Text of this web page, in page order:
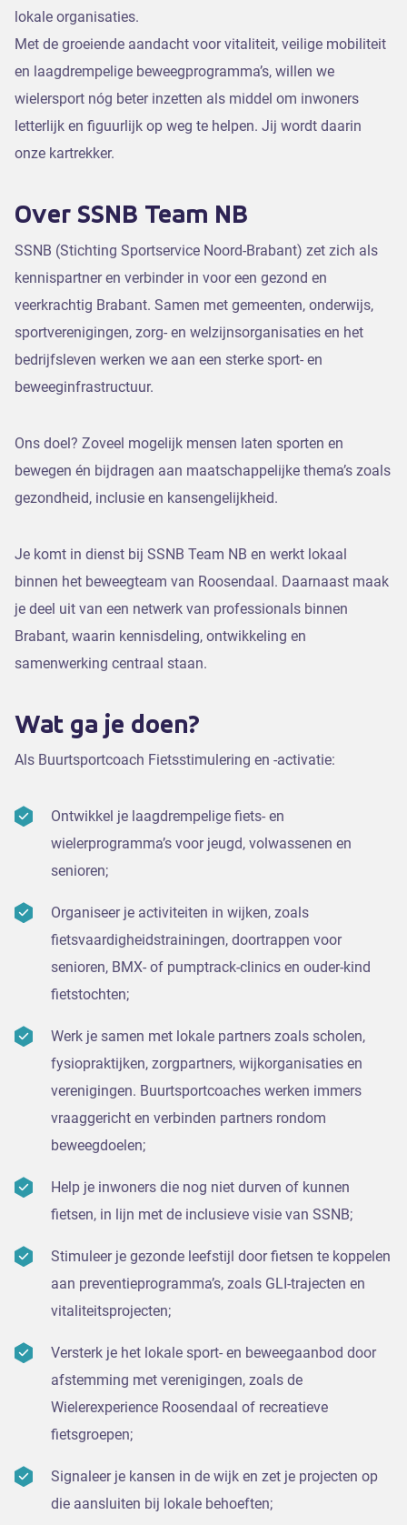
lokale organisaties.
Met de groeiende aandacht voor vitaliteit, veilige mobiliteit
en laagdrempelige beweegprogramma’s, willen we
wielersport nóg beter inzetten als middel om inwoners
letterlijk en figuurlijk op weg te helpen. Jij wordt daarin
onze kartrekker.
Over SSNB Team NB
SSNB (Stichting Sportservice Noord-Brabant) zet zich als
kennispartner en verbinder in voor een gezond en
veerkrachtig Brabant. Samen met gemeenten, onderwijs,
sportverenigingen, zorg- en welzijnsorganisaties en het
bedrijfsleven werken we aan een sterke sport- en
beweeginfrastructuur.
Ons doel? Zoveel mogelijk mensen laten sporten en
bewegen én bijdragen aan maatschappelijke thema’s zoals
gezondheid, inclusie en kansengelijkheid.
Je komt in dienst bij SSNB Team NB en werkt lokaal
binnen het beweegteam van Roosendaal. Daarnaast maak
je deel uit van een netwerk van professionals binnen
Brabant, waarin kennisdeling, ontwikkeling en
samenwerking centraal staan.
Wat ga je doen?
Als Buurtsportcoach Fietsstimulering en -activatie:
Ontwikkel je laagdrempelige fiets- en
wielerprogramma’s voor jeugd, volwassenen en
senioren;
Organiseer je activiteiten in wijken, zoals
fietsvaardigheidstrainingen, doortrappen voor
senioren, BMX- of pumptrack-clinics en ouder-kind
fietstochten;
Werk je samen met lokale partners zoals scholen,
fysiopraktijken, zorgpartners, wijkorganisaties en
verenigingen. Buurtsportcoaches werken immers
vraaggericht en verbinden partners rondom
beweegdoelen;
Help je inwoners die nog niet durven of kunnen
fietsen, in lijn met de inclusieve visie van SSNB;
Stimuleer je gezonde leefstijl door fietsen te koppelen
aan preventieprogramma’s, zoals GLI-trajecten en
vitaliteitsprojecten;
Versterk je het lokale sport- en beweegaanbod door
afstemming met verenigingen, zoals de
Wielerexperience Roosendaal of recreatieve
fietsgroepen;
Signaleer je kansen in de wijk en zet je projecten op
die aansluiten bij lokale behoeften;